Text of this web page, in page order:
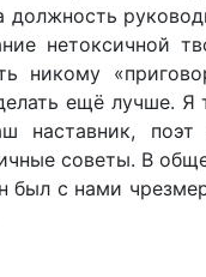
должность
нетоксичной
никому
ещё лучше. Я
наставник, поэт
советы. В
был с нами